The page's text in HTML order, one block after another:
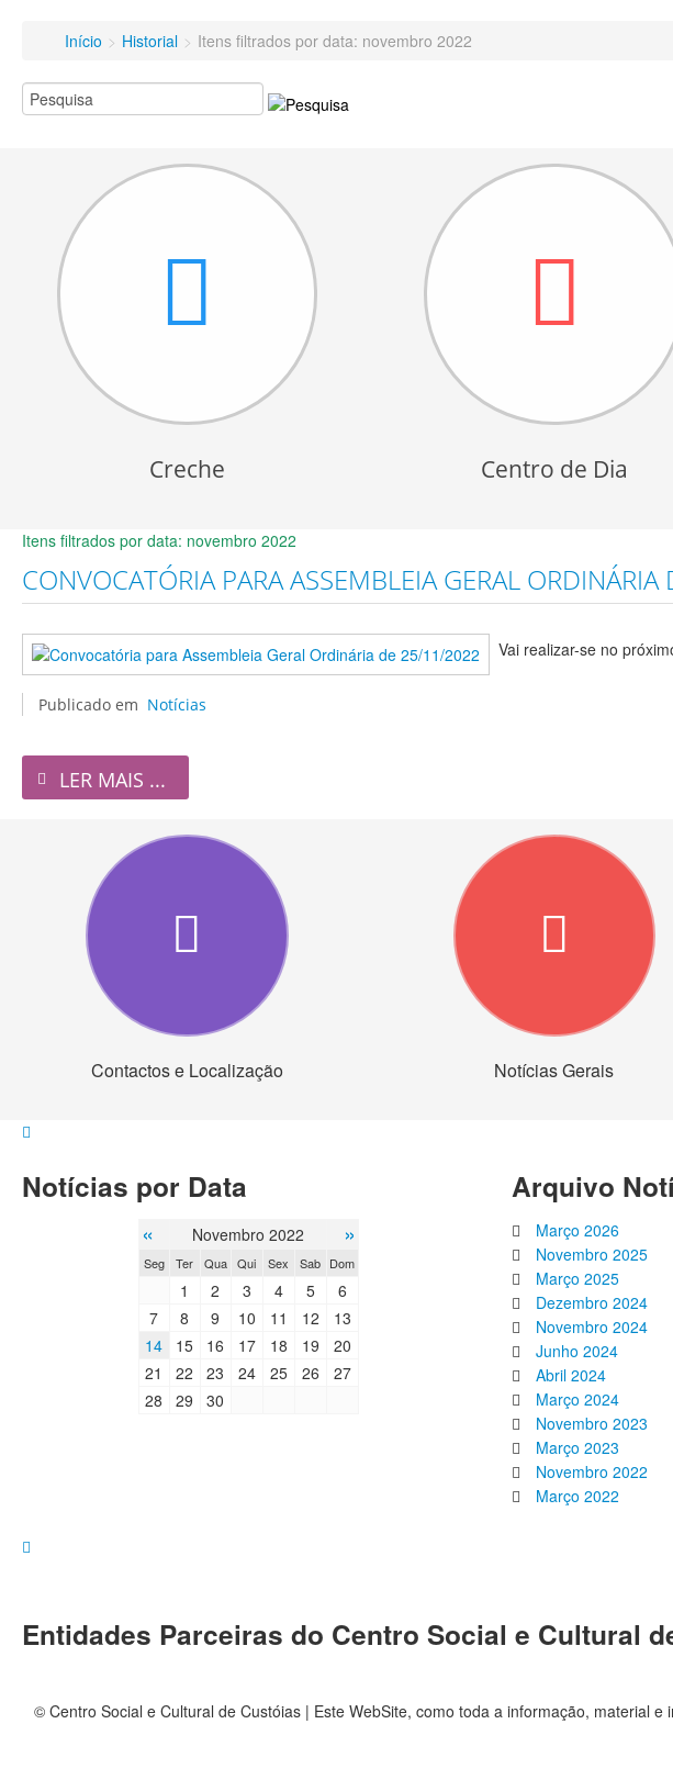
Início > Historial > Itens filtrados por data: novembro 2022
Creche Centro de Dia
Itens filtrados por data: novembro 2022
CONVOCATÓRIA PARA ASSEMBLEIA GERAL
Vai realizar-se no
Publicado em Notícias
LER MAIS ...
Contactos e Localização Notícias Gerais
Notícias por Data
« Novembro 2022 »
Seg Ter Qua Qui Sex Sab Dom
1 2 3 4 5
6
7
8 9 10 11 12
13
14
15 16 17 18 19
20
21
22 23 24 25 26
27
28
29 30
Arquivo
Março 2026
Novembro 2025
Março 2025
Dezembro 2024
Novembro 2024
Junho 2024
Abril 2024
Março 2024
Novembro 2023
Março 2023
Novembro 2022
Março 2022
Entidades Parceiras do Centro Social e Cultural
© Centro Social e Cultural de Custóias | Este WebSite, como toda a informação, material